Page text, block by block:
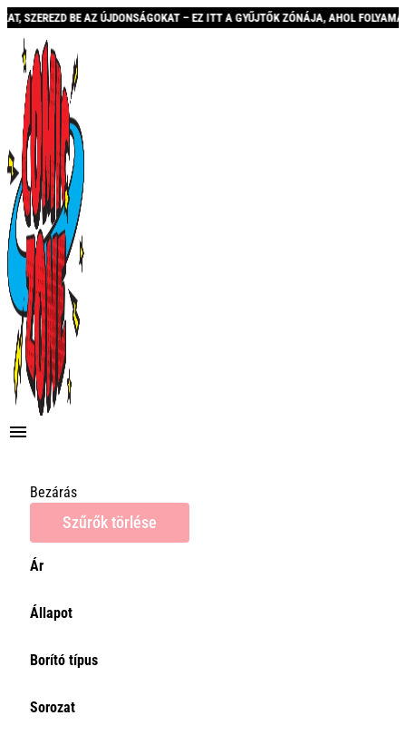
BE AZ ÚJDONSÁGOKAT – EZ ITT A GYŰJTŐK ZÓNÁJA, AHOL
Bezárás
Szűrők törlése
Ár
Ár
Állapot
Borító típus
Sorozat